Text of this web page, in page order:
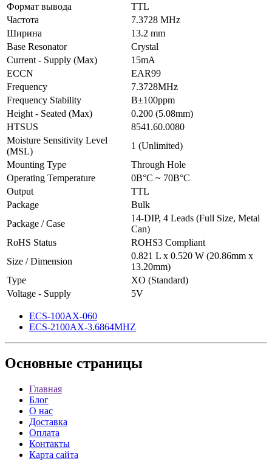
Формат вывода
TTL
Частота
7.3728 MHz
Ширина
13.2 mm
Base Resonator
Crystal
Current - Supply (Max)
15mA
ECCN
EAR99
Frequency
7.3728MHz
Frequency Stability
В±100ppm
Height - Seated (Max)
0.200 (5.08mm)
HTSUS
8541.60.0080
Moisture Sensitivity Level
(MSL)
1 (Unlimited)
Mounting Type
Through Hole
Operating Temperature
0В°C ~ 70В°C
Output
TTL
Package
Bulk
Package / Case
14-DIP, 4 Leads (Full Size, Metal
Can)
RoHS Status
ROHS3 Compliant
Size / Dimension
0.821 L x 0.520 W (20.86mm x
13.20mm)
Type
XO (Standard)
Voltage - Supply
5V
ECS-100AX-060
ECS-2100AX-3.6864MHZ
Основные страницы
Главная
Блог
О нас
Доставка
Оплата
Контакты
Карта сайта